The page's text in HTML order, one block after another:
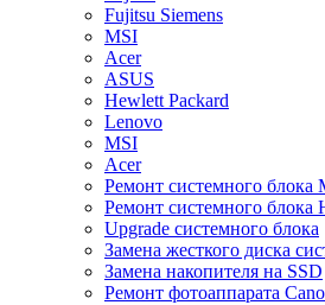
Fujitsu Siemens
MSI
Acer
ASUS
Hewlett Packard
Lenovo
MSI
Acer
Ремонт системного блока
Ремонт системного блока
Upgrade системного блока
Замена жесткого диска
Замена накопителя на SSD
Ремонт фотоаппарата